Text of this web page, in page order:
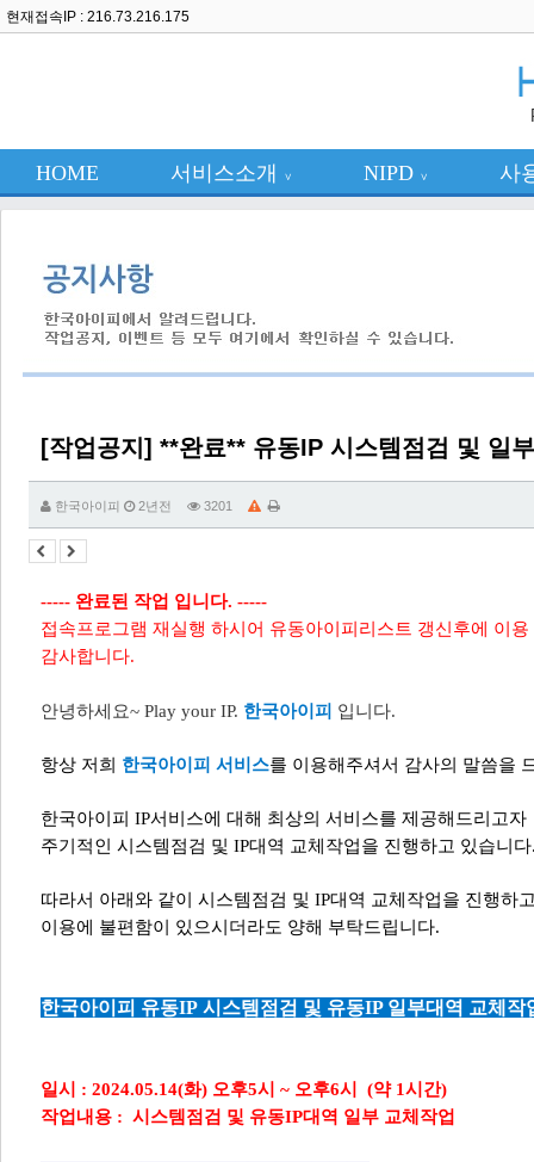
현재접속IP : 216.73.216.175
HOME 서비스소개 ∨ NIPD ∨ 사
[작업공지] **완료** 유동IP 시스템점검 및 일
한국아이피 2년전 3201
----- 완료된 작업 입니다. -----
접속프로그램 재실행 하시어 유동아이피리스트 갱신후에 이
감사합니다.
안녕하세요~ Play your IP. 한국아이피 입니다.
항상 저희 한국아이피 서비스를 이용해주셔서 감사의 말씀을
한국아이피 IP서비스에 대해 최상의 서비스를 제공해드리고자
주기적인 시스템점검 및 IP대역 교체작업을 진행하고 있습니다
따라서 아래와 같이 시스템점검 및 IP대역 교체작업을 진행하
이용에
불편함이 있으시더라도 양해 부탁드립니다.
한국아이피 유동IP 시스템점검 및 유동IP 일부대역 교체작
일시 : 2024.05.14(화) 오후5시 ~ 오후6시 (약1시간)
작업내용 : 시스템점검 및 유동IP대역 일부 교체작업